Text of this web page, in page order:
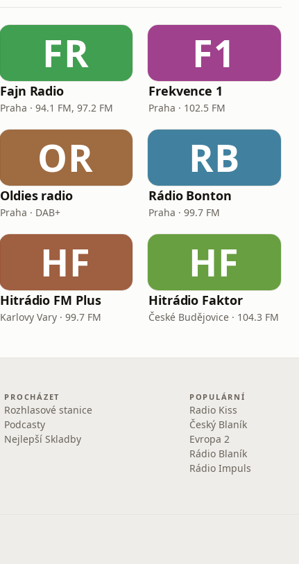
FR
Fajn Radio
Praha · 94.1 FM, 97.2 FM
F1
Frekvence 1
Praha · 102.5 FM
OR
Oldies radio
Praha · DAB+
RB
Rádio Bonton
Praha · 99.7 FM
HF
Hitrádio FM Plus
Karlovy Vary · 99.7 FM
HF
Hitrádio Faktor
České Budějovice · 104.3 FM
PROCHÁZET
Rozhlasové stanice
Podcasty
Nejlepší Skladby
POPULÁRNÍ
Radio Kiss
Český Blaník
Evropa 2
Rádio Blaník
Rádio Impuls